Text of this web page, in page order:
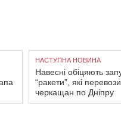
НАСТУПНА НОВИНА
Навесні обіцяють
“ракети”, які
черкащан по Дніпру